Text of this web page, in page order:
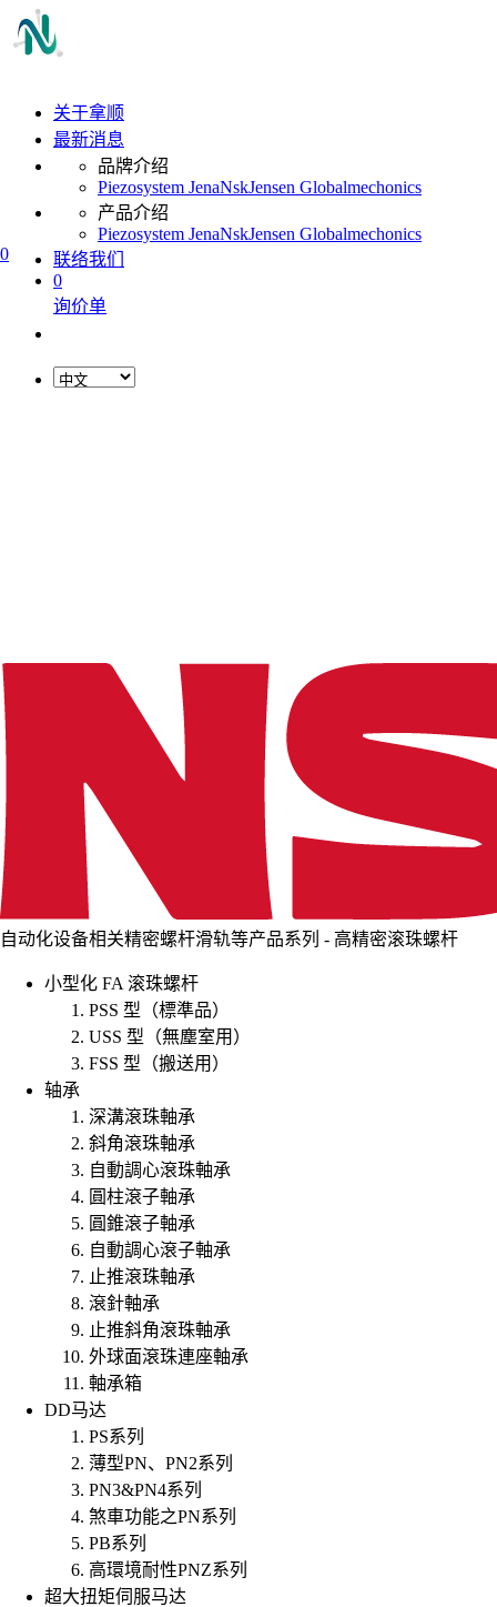
0
关于拿顺
最新消息
品牌介绍
Piezosystem JenaNskJensen Globalmechonics
产品介绍
Piezosystem JenaNskJensen Globalmechonics
联络我们
0
询价单
自动化设备相关精密螺杆滑轨等产品系列 - 高精密滚珠螺杆
小型化 FA 滚珠螺杆
PSS 型（標準品）
USS 型（無塵室用）
FSS 型（搬送用）
轴承
深溝滾珠軸承
斜角滾珠軸承
自動調心滾珠軸承
圓柱滾子軸承
圓錐滾子軸承
自動調心滾子軸承
止推滾珠軸承
滾針軸承
止推斜角滾珠軸承
外球面滾珠連座軸承
軸承箱
DD马达
PS系列
薄型PN、PN2系列
PN3&PN4系列
煞車功能之PN系列
PB系列
高環境耐性PNZ系列
超大扭矩伺服马达